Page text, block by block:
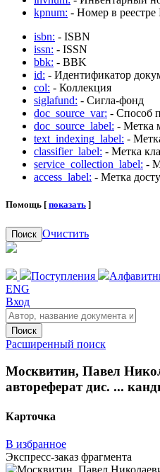
kpnum: - Номер в
isbn: - ISBN
issn: - ISSN
bbk: - BBK
id: - Идентификатор
col: - Коллекция
siglafund: - Сигла-фонд
doc_source_var: - Способ
doc_source_label: - Метка
text_indexing_label: -
classifier_label: - Метка
service_collection_label: -
access_label: - Метка
Помощь [ показать ]
Поиск Очистить
Поступления
ENG
Вход
Поиск
Расширенный поиск
Москвитин, Павел
автореферат дис. ...
Карточка
В избранное
Экспресс-заказ фрагмента